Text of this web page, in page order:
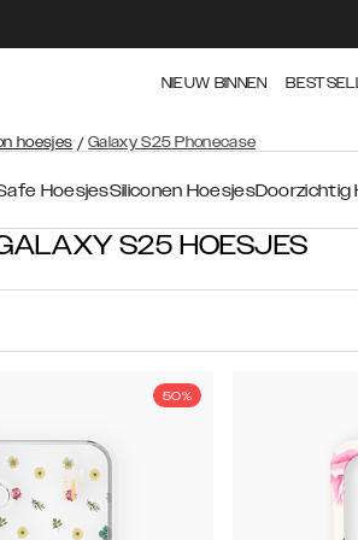
NIEUW BINNEN
hoesjes / Galaxy S25 Phonecase
HoesjesSiliconen HoesjesDoorzichtig
S25 HOESJES
50%